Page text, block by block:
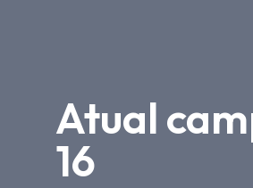
Atual
16